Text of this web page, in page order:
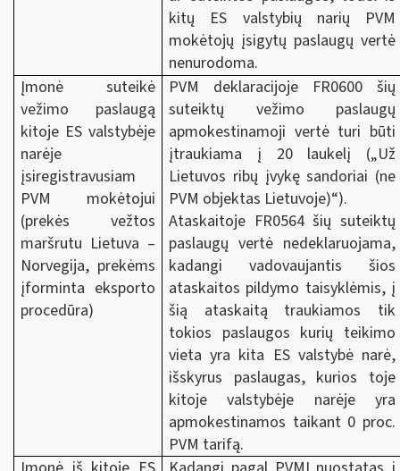
kitų ES valstybių narių PVM
mokėtojų įsigytų paslaugų vertė
nenurodoma.
Įmonė suteikė
vežimo paslaugą
kitoje ES valstybėje
narėje
įsiregistravusiam
PVM mokėtojui
(prekės vežtos
maršrutu Lietuva –
Norvegija, prekėms
įforminta eksporto
procedūra)
PVM deklaracijoje FR0600 šių
suteiktų vežimo paslaugų
apmokestinamoji vertė turi būti
įtraukiama į 20 laukelį („Už
Lietuvos ribų įvykę sandoriai (ne
PVM objektas Lietuvoje)“).
Ataskaitoje FR0564 šių suteiktų
paslaugų vertė nedeklaruojama,
kadangi vadovaujantis šios
ataskaitos pildymo taisyklėmis, į
šią ataskaitą traukiamos tik
tokios paslaugos kurių teikimo
vieta yra kita ES valstybė narė,
išskyrus paslaugas, kurios toje
kitoje valstybėje narėje yra
apmokestinamos taikant 0 proc.
PVM tarifą.